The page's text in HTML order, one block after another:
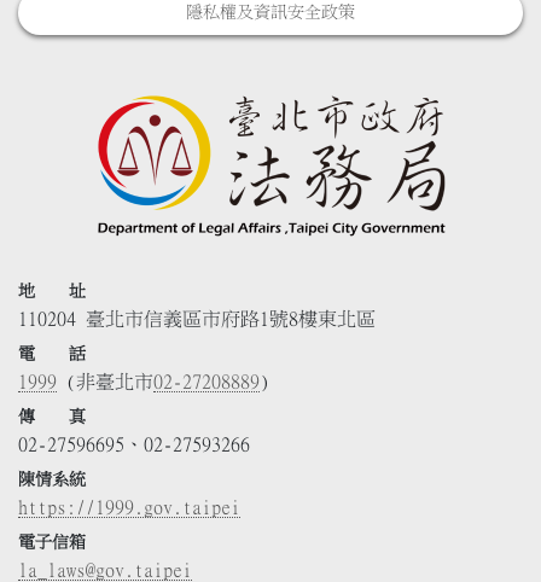
隱私權及資訊安全政策
地 址
110204 臺北市信義區市府路1號8樓東北區
電 話
1999 (非臺北市02-27208889)
傳 真
02-27596695、02-27593266
陳情系統
https://1999.gov.taipei
電子信箱
la_laws@gov.taipei